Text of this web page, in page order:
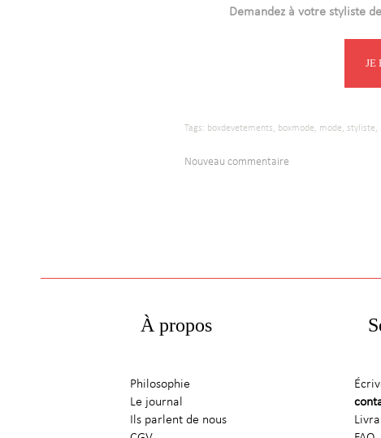
Demandez à votre styliste
JE
Tags: boxdevetements, boxmode, mode, styliste,
Nouveau commentaire
À propos
Philosophie
Le journal
Ils parlent de nous